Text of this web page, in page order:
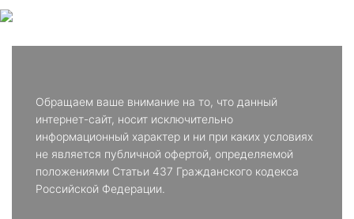
Обращаем ваше внимание на то, что данный
интернет-сайт, носит исключительно
информационный характер и ни при каких условиях
не является публичной офертой, определяемой
положениями Статьи 437 Гражданского кодекса
Российской Федерации.